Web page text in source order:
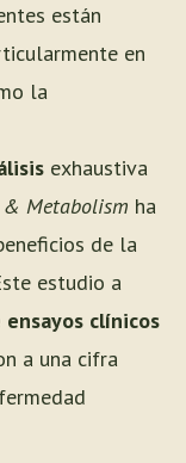
están
en
la
exhaustiva
& Metabolism ha
de la
estudio a
clínicos
a una cifra